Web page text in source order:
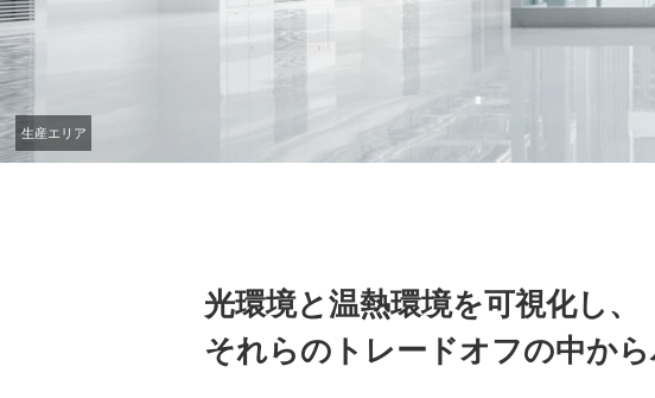
生産エリア
光環境と温熱環境を可視化し、
それらのトレードオフの中か